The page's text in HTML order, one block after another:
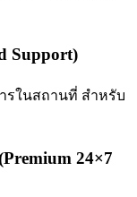
Support)
รในสถานที่ สำหรับ
24×7